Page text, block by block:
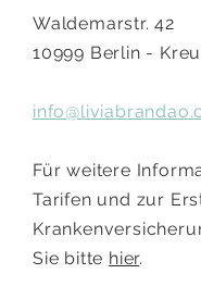
Waldemarstr. 42
10999 Berlin -
Für weitere
Tarifen und zur
Sie bitte hier.